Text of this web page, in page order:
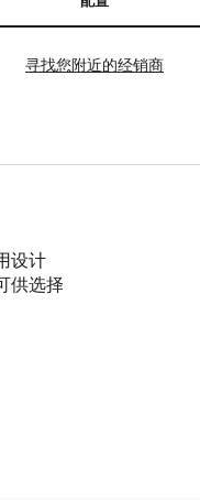
设计
供选择
寻找您附近的经销商